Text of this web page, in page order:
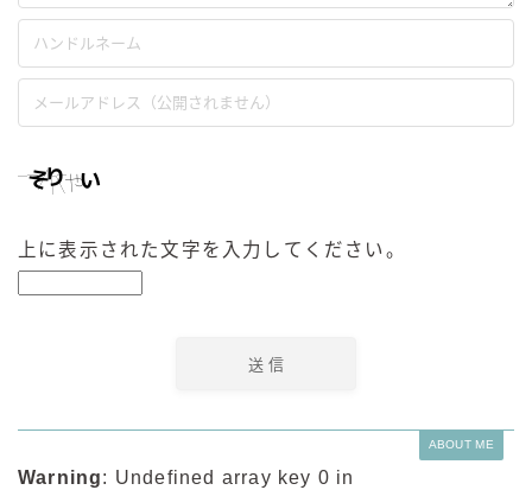
上に表示された文字を入力してください。
ABOUT ME
Warning: Undefined array key 0 in